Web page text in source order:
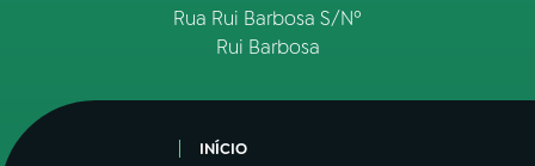
Rua Rui Barbosa S/Nº
Rui Barbosa
INÍCIO